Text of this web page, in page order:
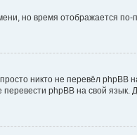
но время отображается
никто не перевёл
перевести phpBB на свой